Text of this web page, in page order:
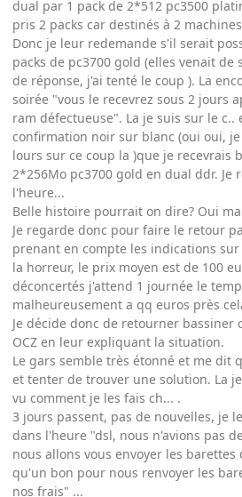
dual par 1 pack de 2*512 pc3500
pris 2 packs car destinés à 2
Donc je leur redemande s'il serait
packs de pc3700 gold (elles venait
de réponse, j'ai tenté le coup ). La
soirée "vous le recevrez sous 2 jours
ram défectueuse". La je suis sur le
confirmation noir sur blanc (oui oui,
lours sur ce coup la )que je recevrais
2*256Mo pc3700 gold en dual ddr. Je
l'heure...
Belle histoire pourrait on dire? Oui
Je regarde donc pour faire le retour
prenant en compte les indications
la horreur, le prix moyen est de 100
déconcertés j'attend 1 journée le
malheureusement a qq euros près
Je décide donc de retourner bassiner
OCZ en leur expliquant la situation.
Le gars semble très étonné et me dit
et tenter de trouver une solution. La
vu comment je les fais ch... .
3 jours passent, pas de nouvelles, je
dans l'heure "dsl, nous n'avions pas
nous allons vous envoyer les
qu'un bon pour nous renvoyer les
nos frais" ...